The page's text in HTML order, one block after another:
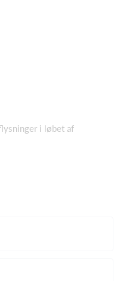
i løbet af